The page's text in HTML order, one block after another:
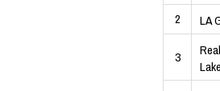
2 LA
3
Lake